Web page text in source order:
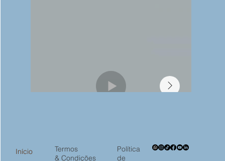
Política
de
Termos
& Condições
Início